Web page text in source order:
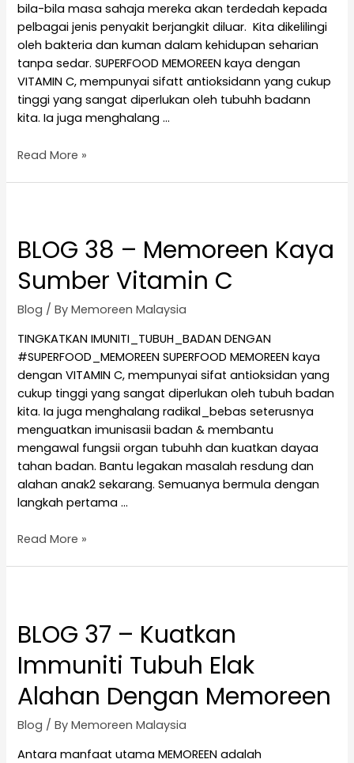
bila-bila masa sahaja mereka akan terdedah kepada
pelbagai jenis penyakit berjangkit diluar.⁠ ⁠ Kita dikelilingi
oleh bakteria dan kuman dalam kehidupan seharian
tanpa sedar.⁠ SUPERFOOD MEMOREEN kaya dengan
VITAMIN C, mempunyai sifatt antioksidann yang cukup
tinggi yang sangat diperlukan oleh tubuhh badann
kita. Ia juga menghalang …
Read More »
BLOG 38 – Memoreen Kaya
Sumber Vitamin C
Blog / ByMemoreen Malaysia
TINGKATKAN IMUNITI_TUBUH_BADAN DENGAN
#SUPERFOOD_MEMOREEN SUPERFOOD MEMOREEN kaya
dengan VITAMIN C, mempunyai sifat antioksidan yang
cukup tinggi yang sangat diperlukan oleh tubuh badan
kita. Ia juga menghalang radikal_bebas seterusnya
menguatkan imunisasii badan & membantu
mengawal fungsii organ tubuhh dan kuatkan dayaa
tahan badan. Bantu legakan masalah resdung dan
alahan anak2 sekarang. Semuanya bermula dengan
langkah pertama …
Read More »
BLOG 37 – Kuatkan
Immuniti Tubuh Elak
Alahan Dengan Memoreen
Blog / ByMemoreen Malaysia
Antara manfaat utama MEMOREEN adalah